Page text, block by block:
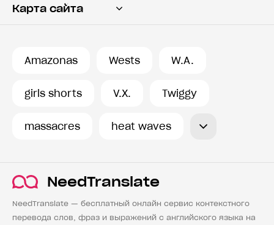
Карта сайта
Amazonas Wests W.A.
girls shorts V.X. Twiggy
massacres heat waves
NeedTranslate
NeedTranslate — бесплатный онлайн сервис контекстного
перевода слов, фраз и выражений с английского языка на